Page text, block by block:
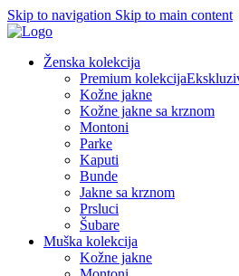
Skip to navigation Skip to main content
Ženska kolekcija
Premium kolekcija
Kožne jakne
Kožne jakne sa krznom
Montoni
Parke
Kaputi
Bunde
Jakne sa krznom
Prsluci
Šubare
Muška kolekcija
Kožne jakne